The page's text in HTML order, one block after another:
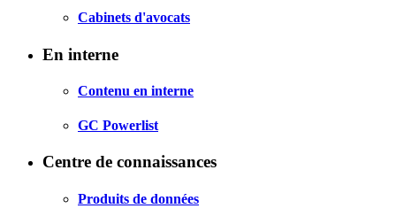
Cabinets d'avocats
En interne
Contenu en interne
GC Powerlist
Centre de connaissances
Produits de données